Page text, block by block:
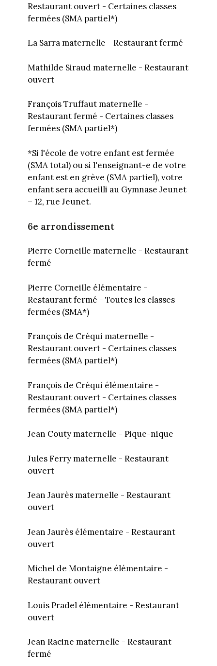
Restaurant ouvert - Certaines classes
fermées (SMA partiel*)
La Sarra maternelle - Restaurant fermé
Mathilde Siraud maternelle - Restaurant
ouvert
François Truffaut maternelle -
Restaurant fermé - Certaines classes
fermées (SMA partiel*)
*Si l'école de votre enfant est fermée
(SMA total) ou si l'enseignant-e de votre
enfant est en grève (SMA partiel), votre
enfant sera accueilli au Gymnase Jeunet
– 12, rue Jeunet.
6e arrondissement
Pierre Corneille maternelle - Restaurant
fermé
Pierre Corneille élémentaire -
Restaurant fermé - Toutes les classes
fermées (SMA*)
François de Créqui maternelle -
Restaurant ouvert - Certaines classes
fermées (SMA partiel*)
François de Créqui élémentaire -
Restaurant ouvert - Certaines classes
fermées (SMA partiel*)
Jean Couty maternelle - Pique-nique
Jules Ferry maternelle - Restaurant
ouvert
Jean Jaurès maternelle - Restaurant
ouvert
Jean Jaurès élémentaire - Restaurant
ouvert
Michel de Montaigne élémentaire -
Restaurant ouvert
Louis Pradel élémentaire - Restaurant
ouvert
Jean Racine maternelle - Restaurant
fermé